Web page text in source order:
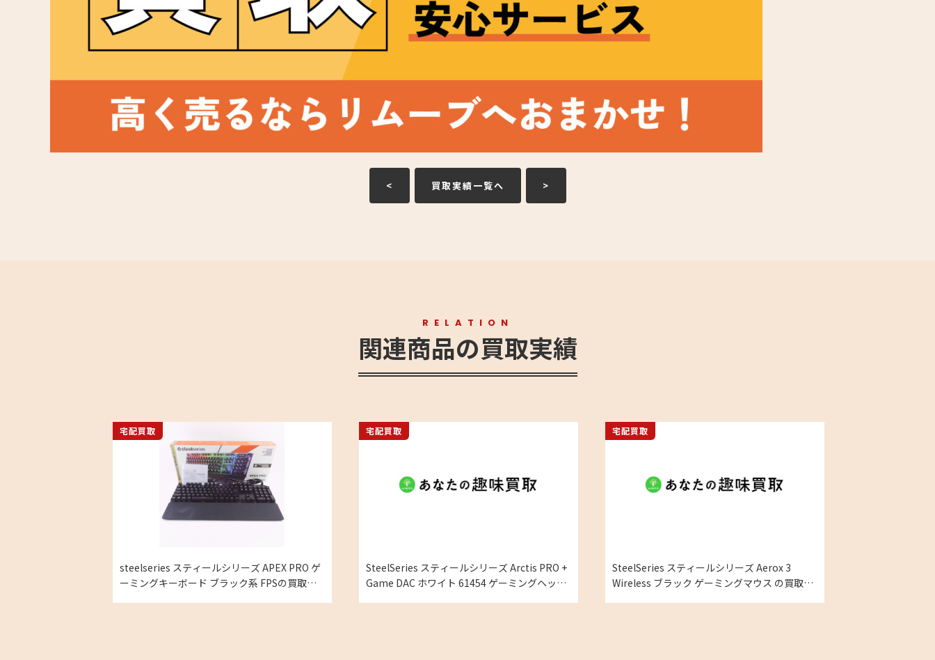
< 買取実績一覧へ >
RELATION
関連商品の買取実績
steelseries スティールシリーズ APEX PRO ゲ
ーミングキーボード ブラック系 FPSの買取実
宅配買取
SteelSeries スティールシリーズ Arctis PRO +
Game DAC ホワイト 61454 ゲーミングヘッド
宅配買取
SteelSeries スティールシリーズ Aerox 3
Wireless ブラック ゲーミングマウス の買取実
宅配買取